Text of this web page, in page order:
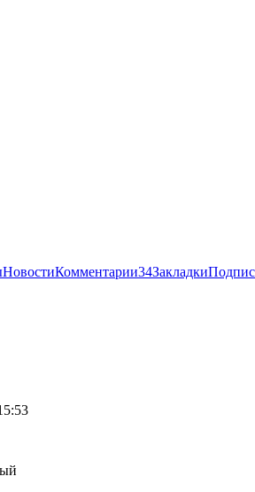
НовостиКомментарии34Закладки